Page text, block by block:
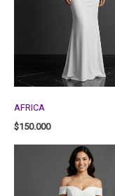
AFRICA
$150.000